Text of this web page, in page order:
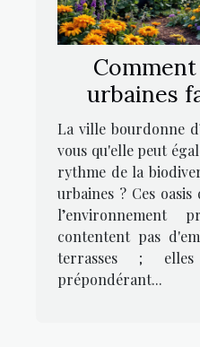
urbaines
La ville bourdonne
vous qu'elle peut
rythme de la
urbaines ? Ces
l’environnement
contentent pas
terrasses ;
prépondérant...